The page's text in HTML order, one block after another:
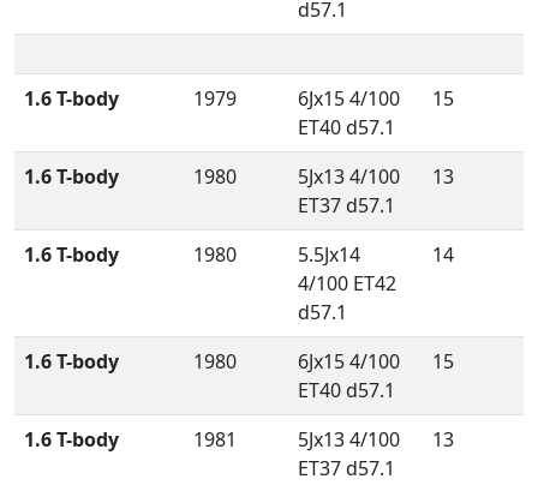
d57.1
1.6 T-body 1979
6Jx15 4/100
ET40 d57.1
15
1.6 T-body 1980
5Jx13 4/100
ET37 d57.1
13
1.6 T-body 1980
5.5Jx14
4/100 ET42
d57.1
14
1.6 T-body 1980
6Jx15 4/100
ET40 d57.1
15
1.6 T-body 1981
5Jx13 4/100
ET37 d57.1
13